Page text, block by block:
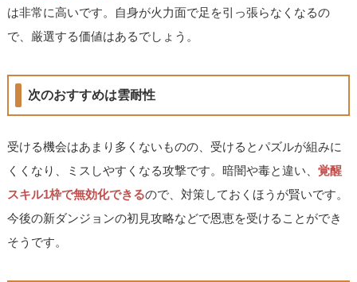
は非常に高いです。自身が火力面で足を引っ張らなくなるの
で、厳選する価値はあるでしょう。
次のおすすめは雲耐性
受ける機会はあまり多くないものの、受けるとパズルが組みに
くくなり、ミスしやすくなる攻撃です。暗闇や毒と違い、覚醒
スキル1枠で無効化できるので、対策しておくほうが賢いです。
今後の新ダンジョンの初見攻略などで恩恵を受けることができ
そうです。